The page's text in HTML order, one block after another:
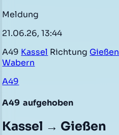
Meldung
21.06.26, 13:44
A49 Kassel Richtung Gießen
Wabern
A49
A49 aufgehoben
Kassel → Gießen